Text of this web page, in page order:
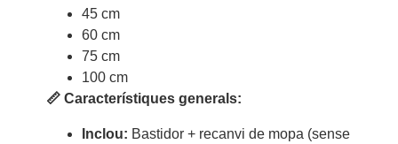
45 cm
60 cm
75 cm
100 cm
📏 Característiques generals:
Inclou: Bastidor + recanvi de mopa (sense